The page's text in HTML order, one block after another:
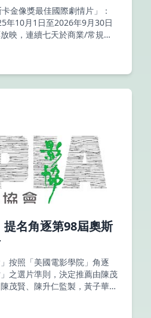
金像獎最佳國際劇情片」：
年10月1日至2026年9月30日
映，連續七天於商業/常規電
提名角逐第98屆奧斯
按照「美國電影學院」角逐
之選片準則，決定推薦由陳茂
茂賢、陳升仁監製，黃子華、